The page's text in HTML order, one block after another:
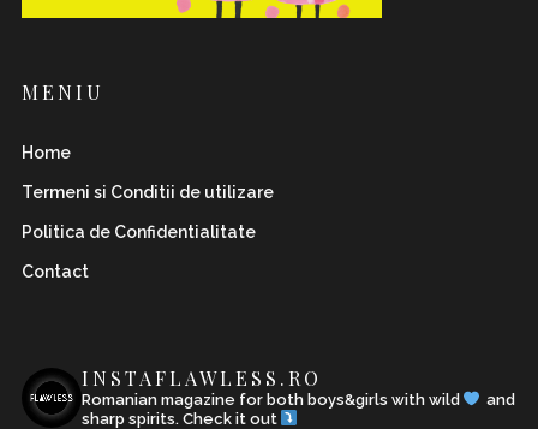
MENIU
Home
Termeni si Conditii de utilizare
Politica de Confidentialitate
Contact
INSTAFLAWLESS.RO
Romanian magazine for both boys&girls with wild
and
sharp spirits. Check it out